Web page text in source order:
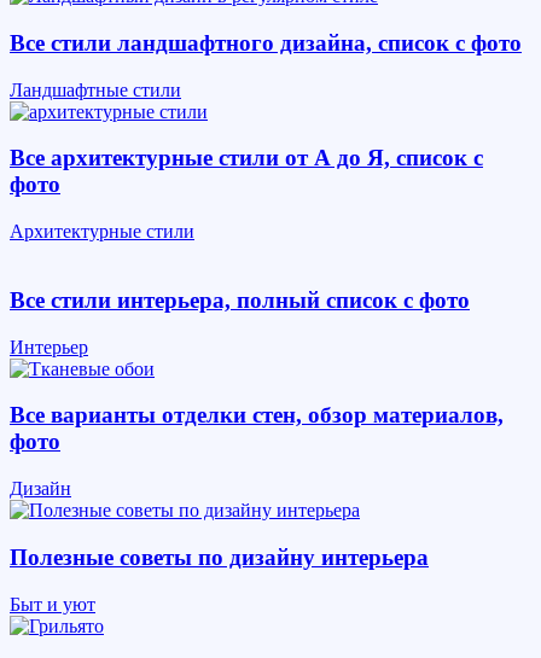
Все стили ландшафтного дизайна, список с фото
Ландшафтные стили
Все архитектурные стили от А до Я, список с
фото
Архитектурные стили
Все стили интерьера, полный список с фото
Интерьер
Все варианты отделки стен, обзор материалов,
фото
Дизайн
Полезные советы по дизайну интерьера
Быт и уют